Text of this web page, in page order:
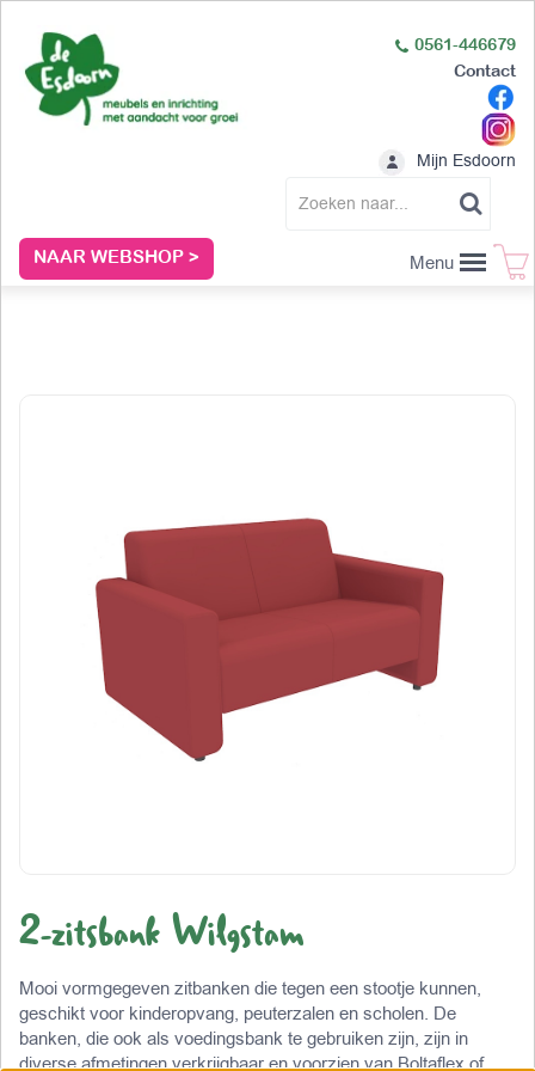
NAAR WEBSHOP >
0561-446679
Contact
Mijn Esdoorn
Menu
2-zitsbank Wilgstam
Mooi vormgegeven zitbanken die tegen een stootje kunnen,
geschikt voor kinderopvang, peuterzalen en scholen. De
banken, die ook als voedingsbank te gebruiken zijn, zijn in
diverse afmetingen verkrijgbaar en voorzien van Boltaflex of